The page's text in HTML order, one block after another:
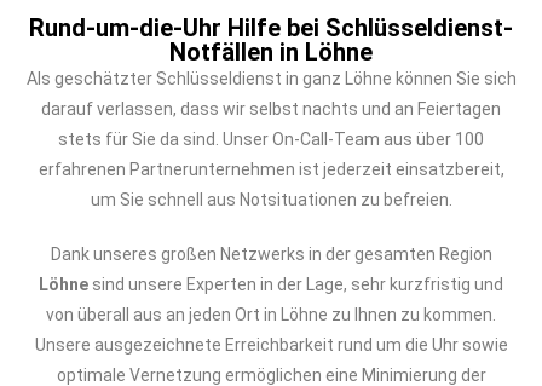
Rund-um-die-Uhr Hilfe bei Schlüsseldienst-
Notfällen in Löhne
Als geschätzter Schlüsseldienst in ganz Löhne können Sie sich
darauf verlassen, dass wir selbst nachts und an Feiertagen
stets für Sie da sind. Unser On-Call-Team aus über 100
erfahrenen Partnerunternehmen ist jederzeit einsatzbereit,
um Sie schnell aus Notsituationen zu befreien.
Dank unseres großen Netzwerks in der gesamten Region
Löhne sind unsere Experten in der Lage, sehr kurzfristig und
von überall aus an jeden Ort in Löhne zu Ihnen zu kommen.
Unsere ausgezeichnete Erreichbarkeit rund um die Uhr sowie
optimale Vernetzung ermöglichen eine Minimierung der